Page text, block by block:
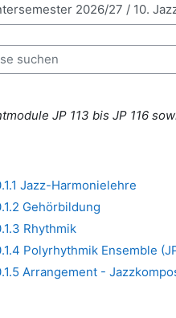
suchen
JP 113 bis JP 116
Jazz-Harmonielehre
Gehörbildung
Rhythmik
Polyrhythmik Ensemble
Arrangement -